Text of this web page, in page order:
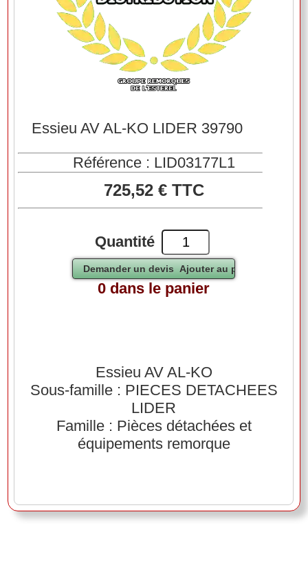
Essieu AV AL-KO LIDER 39790
Référence : LID03177L1
725,52 € TTC
Quantité
0 dans le panier
Essieu AV AL-KO
Sous-famille : PIECES DETACHEES
LIDER
Famille : Pièces détachées et
équipements remorque